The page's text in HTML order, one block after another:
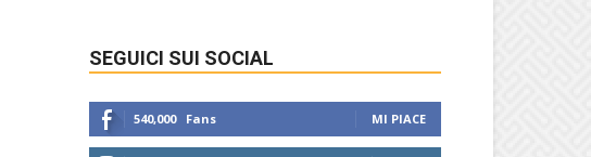
SEGUICI SUI SOCIAL
540,000 Fans MI PIACE